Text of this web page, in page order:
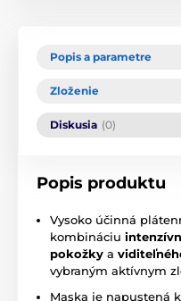
Popis a parametre
Zloženie
Diskusia (0)
Popis produktu
Vysoko účinná
kombináciu
pokožky a
vybraným aktívnym
Maska je napustená